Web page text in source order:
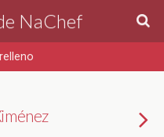
NaChef